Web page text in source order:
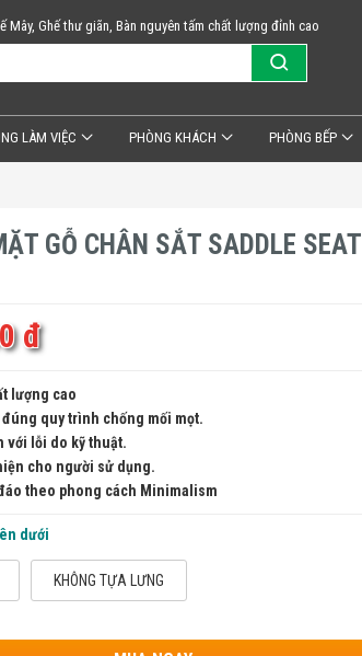
Mây, Ghế thư giãn, Bàn nguyên tấm chất lượng đỉnh cao
LÀM VIỆC PHÒNG KHÁCH PHÒNG BẾP
GỖ CHÂN SẮT SADDLE SEAT
đ
lượng cao
quy trình chống mối mọt.
với lỗi do kỹ thuật.
cho người sử dụng.
theo phong cách Minimalism
dưới
KHÔNG TỰA LƯNG